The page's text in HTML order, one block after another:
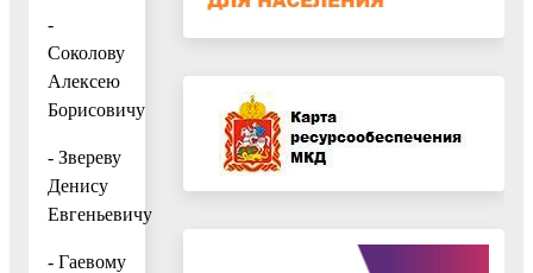
-
Соколову
Алексею
Борисовичу
- Звереву
Денису
Евгеньевичу
- Гаевому